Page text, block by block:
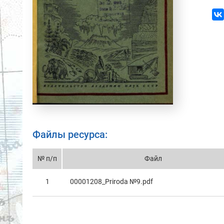
Файлы ресурса:
№ п/п Файл
1 00001208_Prirodа №9.pdf